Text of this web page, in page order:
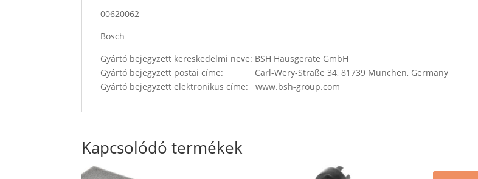
00620062
Bosch
Gyártó bejegyzett kereskedelmi neve: BSH Hausgeräte GmbH
Gyártó bejegyzett postai címe: Carl-Wery-Straße 34, 81739 München, Germany
Gyártó bejegyzett elektronikus címe: www.bsh-group.com
Kapcsolódó termékek